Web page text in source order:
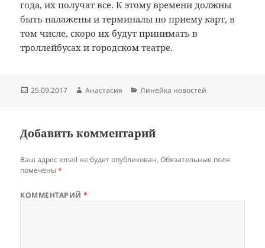
года, их получат все. К этому времени должны
быть налажены и терминалы по приему карт, в
том числе, скоро их будут принимать в
троллейбусах и городском театре.
Опубликовано
25.09.2017 Автор
Анастасия Рубрики
Линейка новостей
Добавить комментарий
Ваш адрес email не будет опубликован. Обязательные поля
помечены*
КОММЕНТАРИЙ*